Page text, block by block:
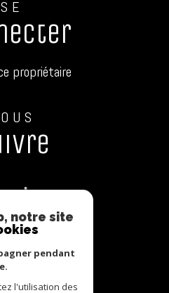
SE
propriétaire
notre site
pendant
l'utilisation des